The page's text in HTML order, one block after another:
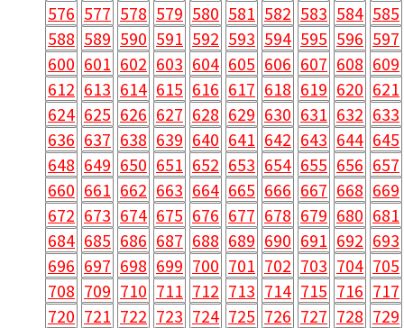
576 577 578 579 580 581 582 583 584 585
588 589 590 591 592 593 594 595 596 597
600 601 602 603 604 605 606 607 608 609
612 613 614 615 616 617 618 619 620 621
624 625 626 627 628 629 630 631 632 633
636 637 638 639 640 641 642 643 644 645
648 649 650 651 652 653 654 655 656 657
660 661 662 663 664 665 666 667 668 669
672 673 674 675 676 677 678 679 680 681
684 685 686 687 688 689 690 691 692 693
696 697 698 699 700 701 702 703 704 705
708 709 710 711 712 713 714 715 716 717
720 721 722 723 724 725 726 727 728 729